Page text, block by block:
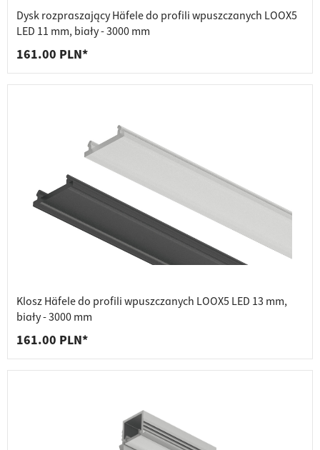
Dysk rozpraszający Häfele do profili wpuszczanych LOOX5
LED 11 mm, biały - 3000 mm
161.00 PLN*
Klosz Häfele do profili wpuszczanych LOOX5 LED 13 mm,
biały - 3000 mm
161.00 PLN*